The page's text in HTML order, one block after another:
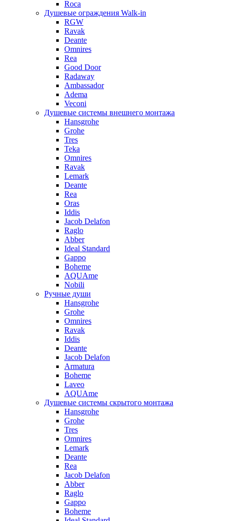
Roca
Душевые ограждения Walk-in
RGW
Ravak
Deante
Omnires
Rea
Good Door
Radaway
Ambassador
Adema
Veconi
Душевые системы внешнего монтажа
Hansgrohe
Grohe
Tres
Teka
Omnires
Ravak
Lemark
Deante
Rea
Oras
Iddis
Jacob Delafon
Raglo
Abber
Ideal Standard
Gappo
Boheme
AQUAme
Nobili
Ручные души
Hansgrohe
Grohe
Omnires
Ravak
Iddis
Deante
Jacob Delafon
Armatura
Boheme
Laveo
AQUAme
Душевые системы скрытого монтажа
Hansgrohe
Grohe
Tres
Omnires
Lemark
Deante
Rea
Jacob Delafon
Abber
Raglo
Gappo
Boheme